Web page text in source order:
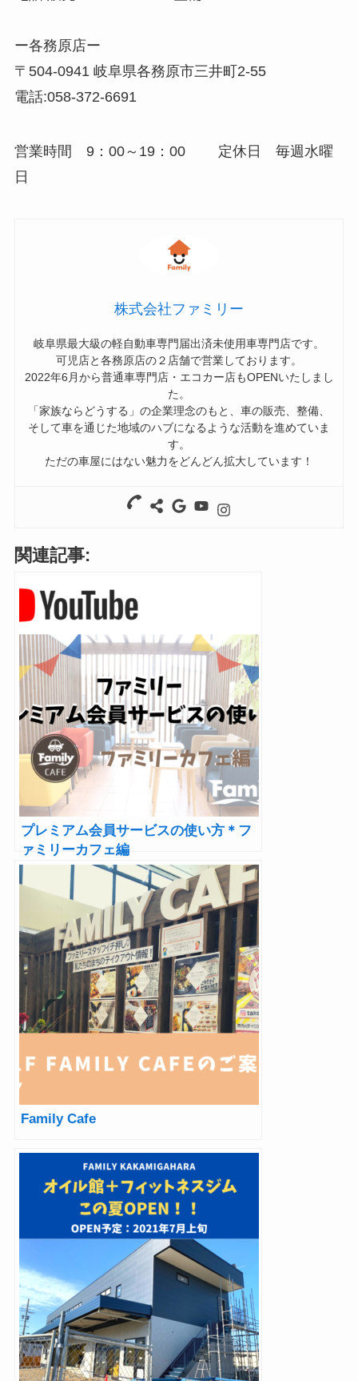
ー各務原店ー
〒504-0941 岐阜県各務原市三井町2-55
電話:058-372-6691
営業時間 9：00～19：00 定休日 毎週水曜
日
株式会社ファミリー
岐阜県最大級の軽自動車専門届出済未使用車専門店です。
可児店と各務原店の２店舗で営業しております。
2022年6月から普通車専門店・エコカー店もOPENいたしまし
た。
「家族ならどうする」の企業理念のもと、車の販売、整備、
そして車を通じた地域のハブになるような活動を進めていま
す。
ただの車屋にはない魅力をどんどん拡大しています！
関連記事:
プレミアム会員サービスの使い方＊フ
ァミリーカフェ編
Family Cafe